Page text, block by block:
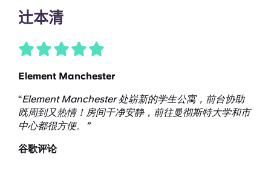
辻本清
Element Manchester
“Element Manchester 处崭新的学生公寓，前台协助
既周到又热情！房间干净安静，前往曼彻斯特大学和市
中心都很方便。”
谷歌评论